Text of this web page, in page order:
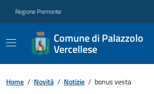
Regione Piemonte
Comune di Palazzolo
Vercellese
Home / Novità / Notizie / bonus vesta